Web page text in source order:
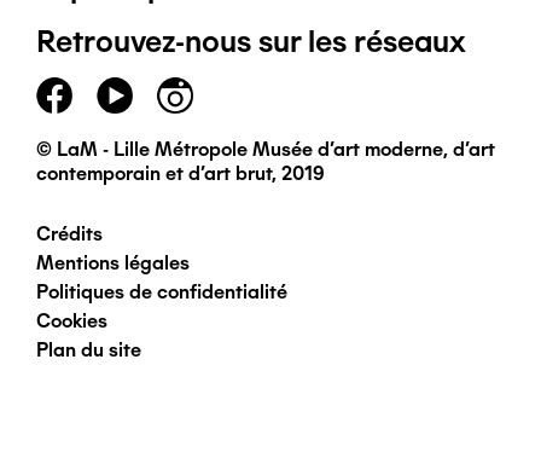
page
principal
Retrouvez-nous sur les réseaux
© LaM - Lille Métropole Musée d'art moderne, d'art
contemporain et d'art brut, 2019
Pied
de
page
Crédits
Mentions légales
Politiques de confidentialité
Cookies
Plan du site